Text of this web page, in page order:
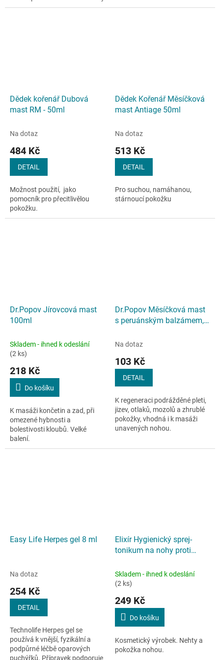
podporují přirozený
Dědek kořenář Dubová
mast RM - 50ml
Na dotaz
484 Kč
DETAIL
Možnost použití, jako
pomocník pro přecitlivělou
pokožku.
Dědek Kořenář Měsíčková
mast Antiage 50ml
Na dotaz
513 Kč
DETAIL
Pro suchou, namáhanou,
stárnoucí pokožku
Dr.Popov Jírovcová mast
100ml
Skladem - ihned k odeslání
(2 ks)
218 Kč
Do košíku
K masáži končetin a zad, při
omezené hybnosti a
bolestivosti kloubů. Velké
balení.
Dr.Popov Měsíčková mast
s peruánským balzámem,
Na dotaz
103 Kč
DETAIL
K regeneraci podrážděné pleti,
jizev, otlaků, mozolů a zhrublé
pokožky, vhodná i k masáži
unavených nohou.
Easy Life Herpes gel 8 ml
Na dotaz
254 Kč
DETAIL
Technolife Herpes gel se
používá k vnější, fyzikální a
podpůrné léčbě oparových
puchýřků. Přípravek podporuje
Elixír Hygienický sprej-
tonikum na nohy proti
Skladem - ihned k odeslání
(2 ks)
249 Kč
Do košíku
Kosmetický výrobek. Nehty a
pokožka nohou.